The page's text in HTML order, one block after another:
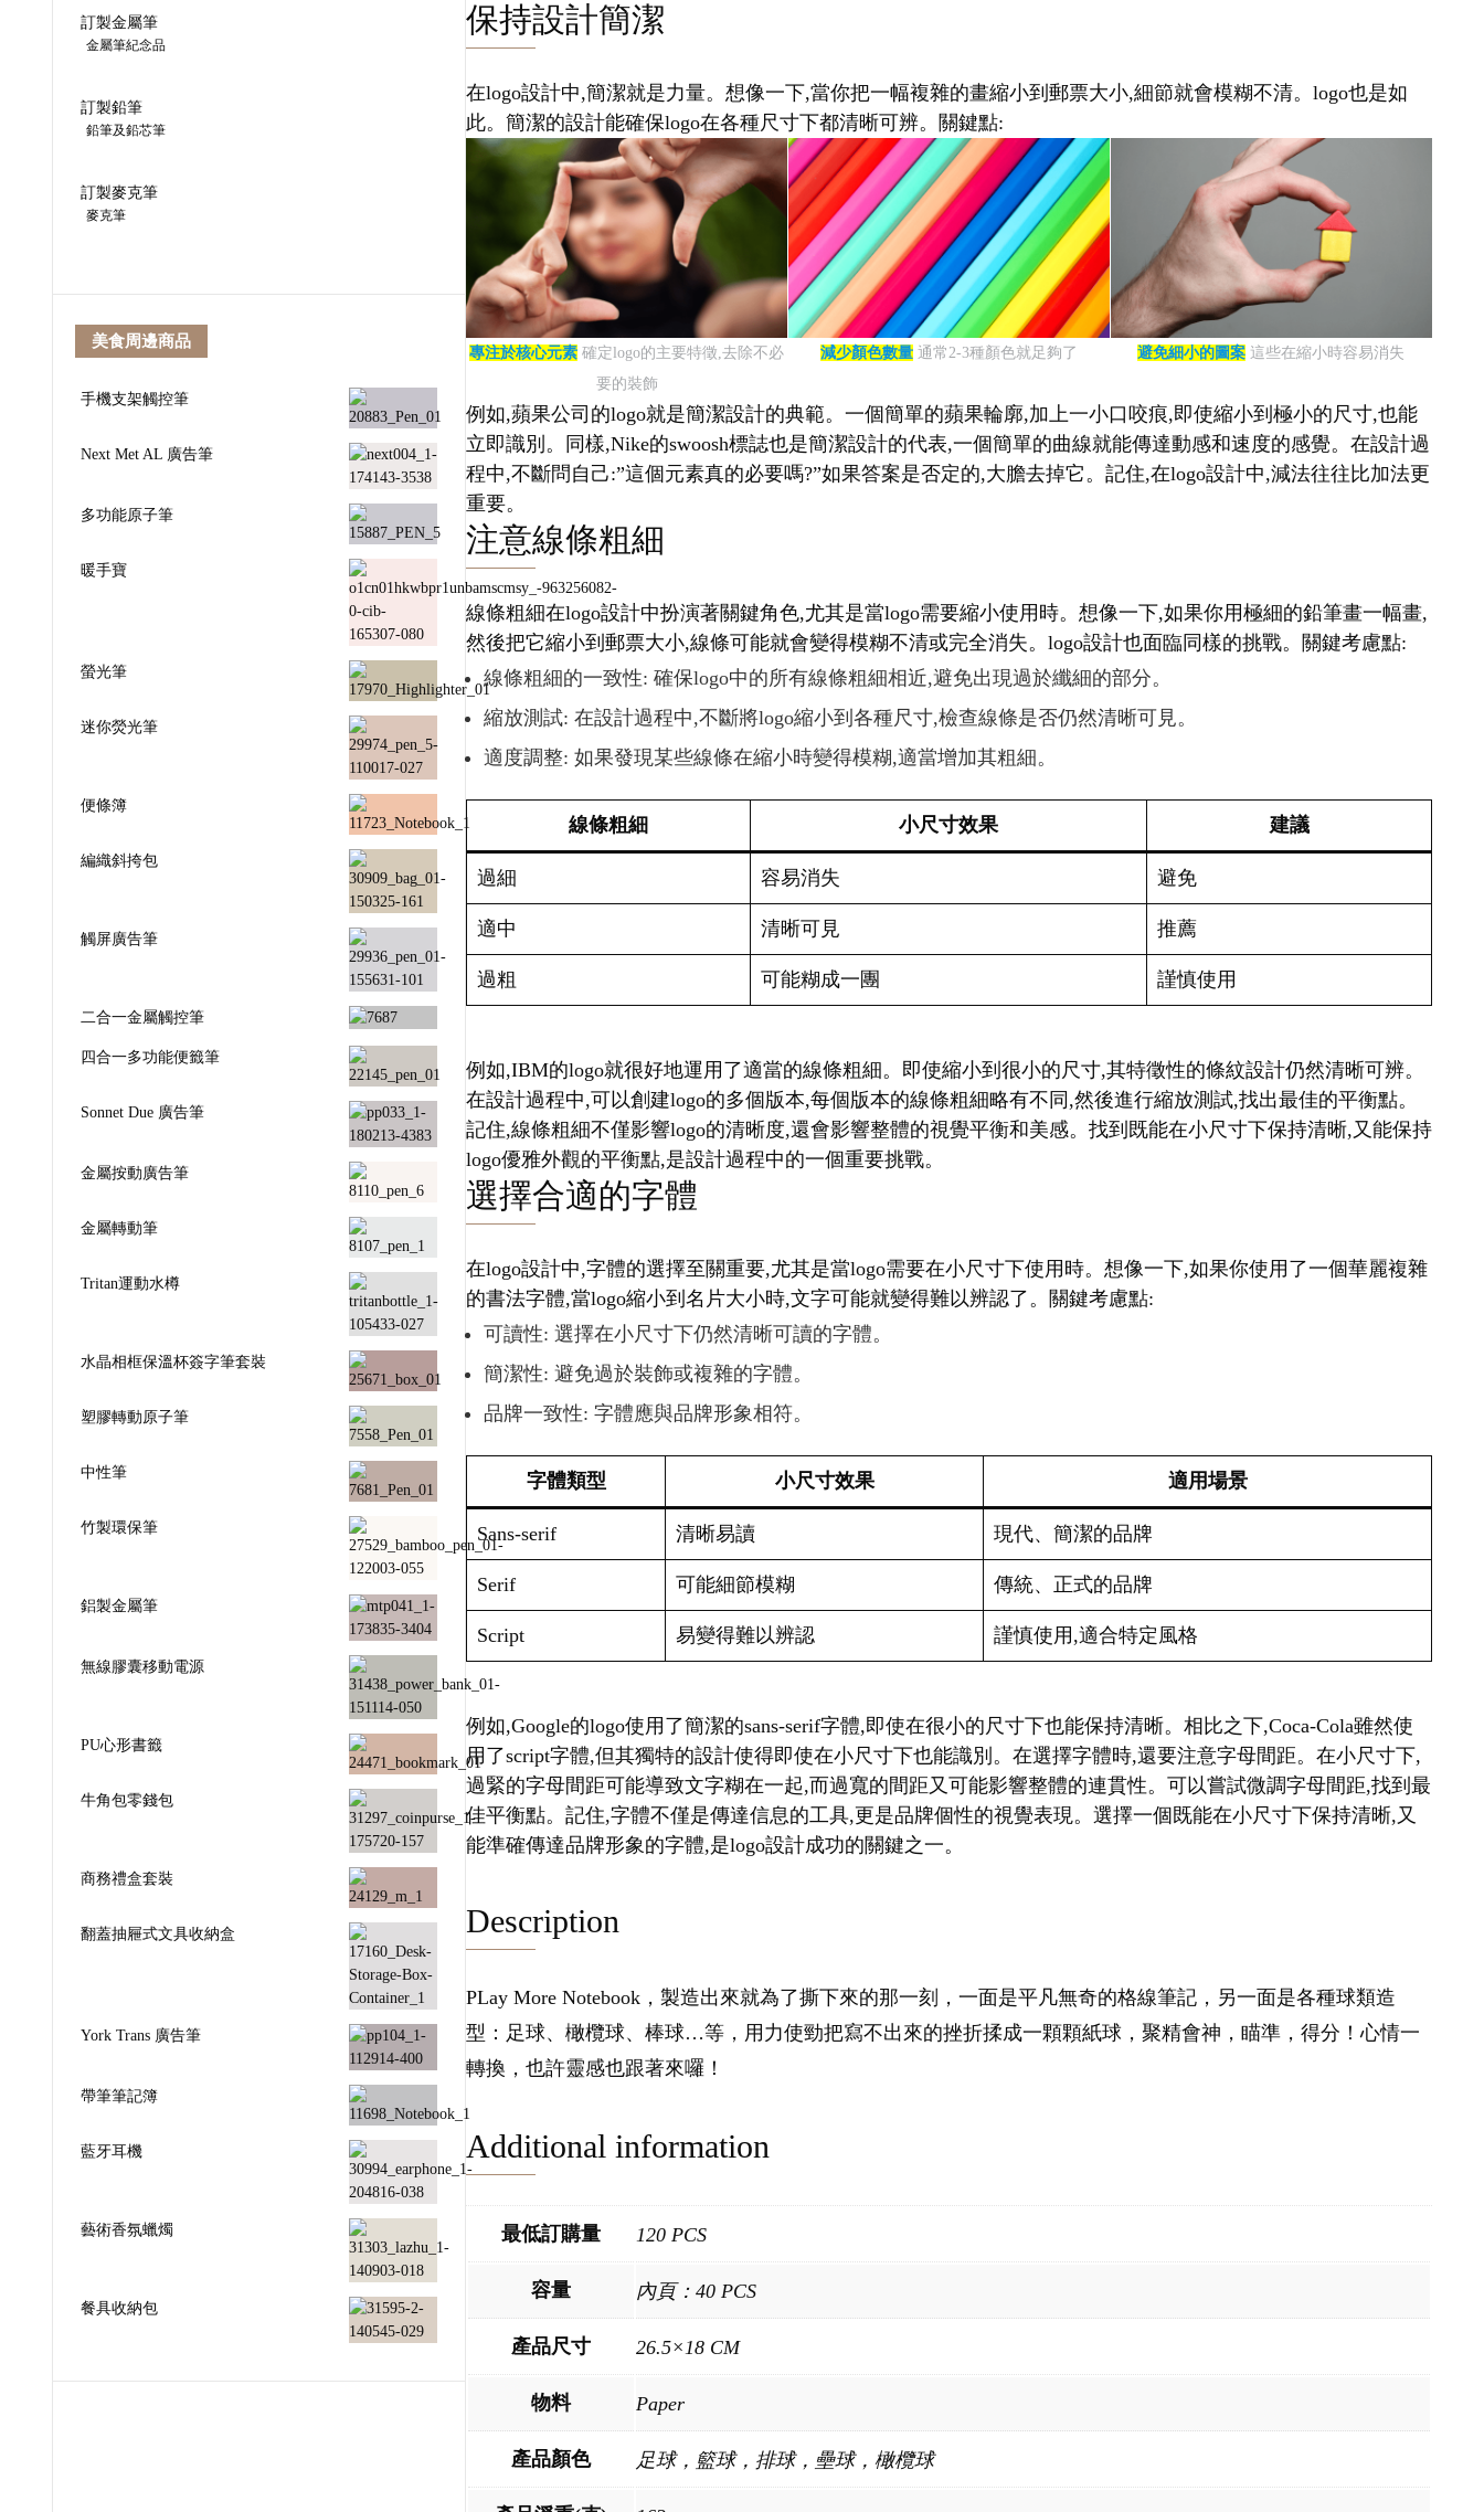
保持設計簡潔
在logo設計中,簡潔就是力量。想像一下,當你把一幅複雜的畫縮小到郵票大小,細節就會模糊不清。logo也是如
此。簡潔的設計能確保logo在各種尺寸下都清晰可辨。關鍵點:
專注於核心元素 確定logo的主要特徵,去除不必
要的裝飾
減少顏色數量 通常2-3種顏色就足夠了 避免細小的圖案 這些在縮小時容易消失
例如,蘋果公司的logo就是簡潔設計的典範。一個簡單的蘋果輪廓,加上一小口咬痕,即使縮小到極小的尺寸,也能
立即識別。同樣,Nike的swoosh標誌也是簡潔設計的代表,一個簡單的曲線就能傳達動感和速度的感覺。在設計過
程中,不斷問自己:”這個元素真的必要嗎?”如果答案是否定的,大膽去掉它。記住,在logo設計中,減法往往比加法更
重要。
注意線條粗細
線條粗細在logo設計中扮演著關鍵角色,尤其是當logo需要縮小使用時。想像一下,如果你用極細的鉛筆畫一幅畫,
然後把它縮小到郵票大小,線條可能就會變得模糊不清或完全消失。logo設計也面臨同樣的挑戰。關鍵考慮點:
線條粗細的一致性: 確保logo中的所有線條粗細相近,避免出現過於纖細的部分。
縮放測試: 在設計過程中,不斷將logo縮小到各種尺寸,檢查線條是否仍然清晰可見。
適度調整: 如果發現某些線條在縮小時變得模糊,適當增加其粗細。
線條粗細 小尺寸效果 建議
過細 容易消失 避免
適中 清晰可見 推薦
過粗 可能糊成一團 謹慎使用
例如,IBM的logo就很好地運用了適當的線條粗細。即使縮小到很小的尺寸,其特徵性的條紋設計仍然清晰可辨。
在設計過程中,可以創建logo的多個版本,每個版本的線條粗細略有不同,然後進行縮放測試,找出最佳的平衡點。
記住,線條粗細不僅影響logo的清晰度,還會影響整體的視覺平衡和美感。找到既能在小尺寸下保持清晰,又能保持
logo優雅外觀的平衡點,是設計過程中的一個重要挑戰。
選擇合適的字體
在logo設計中,字體的選擇至關重要,尤其是當logo需要在小尺寸下使用時。想像一下,如果你使用了一個華麗複雜
的書法字體,當logo縮小到名片大小時,文字可能就變得難以辨認了。關鍵考慮點:
可讀性: 選擇在小尺寸下仍然清晰可讀的字體。
簡潔性: 避免過於裝飾或複雜的字體。
品牌一致性: 字體應與品牌形象相符。
字體類型 小尺寸效果 適用場景
Sans-serif 清晰易讀 現代、簡潔的品牌
Serif 可能細節模糊 傳統、正式的品牌
Script 易變得難以辨認 謹慎使用,適合特定風格
例如,Google的logo使用了簡潔的sans-serif字體,即使在很小的尺寸下也能保持清晰。相比之下,Coca-Cola雖然使
用了script字體,但其獨特的設計使得即使在小尺寸下也能識別。在選擇字體時,還要注意字母間距。在小尺寸下,
過緊的字母間距可能導致文字糊在一起,而過寬的間距又可能影響整體的連貫性。可以嘗試微調字母間距,找到最
佳平衡點。記住,字體不僅是傳達信息的工具,更是品牌個性的視覺表現。選擇一個既能在小尺寸下保持清晰,又
能準確傳達品牌形象的字體,是logo設計成功的關鍵之一。
Description
PLay More Notebook，製造出來就為了撕下來的那一刻，一面是平凡無奇的格線筆記，另一面是各種球類造
型：足球、橄欖球、棒球…等，用力使勁把寫不出來的挫折揉成一顆顆紙球，聚精會神，瞄準，得分！心情一
轉換，也許靈感也跟著來囉！
Additional information
最低訂購量 120 PCS
容量 內頁：40 PCS
產品尺寸 26.5×18 CM
物料 Paper
產品顏色 足球，籃球，排球，壘球，橄欖球
訂製金屬筆
金屬筆紀念品
訂製鉛筆
鉛筆及鉛芯筆
訂製麥克筆
麥克筆
美食周邊商品
手機支架觸控筆
Next Met AL 廣告筆
多功能原子筆
暖手寶
螢光筆
迷你熒光筆
便條簿
編織斜挎包
觸屏廣告筆
二合一金屬觸控筆
四合一多功能便籤筆
Sonnet Due 廣告筆
金屬按動廣告筆
金屬轉動筆
Tritan運動水樽
水晶相框保溫杯簽字筆套裝
塑膠轉動原子筆
中性筆
竹製環保筆
鋁製金屬筆
無線膠囊移動電源
PU心形書籤
牛角包零錢包
商務禮盒套裝
翻蓋抽屜式文具收納盒
York Trans 廣告筆
帶筆筆記簿
藍牙耳機
藝術香氛蠟燭
餐具收納包